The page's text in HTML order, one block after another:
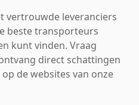
vertrouwde leveranciers
beste transporteurs
kunt vinden. Vraag
direct schattingen
de websites van onze